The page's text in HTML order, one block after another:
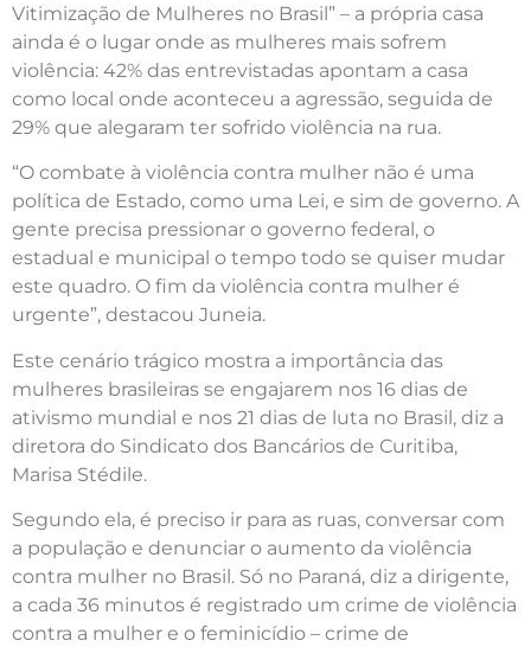
Vitimização de Mulheres no Brasil” – a própria casa
ainda é o lugar onde as mulheres mais sofrem
violência: 42% das entrevistadas apontam a casa
como local onde aconteceu a agressão, seguida de
29% que alegaram ter sofrido violência na rua.
“O combate à violência contra mulher não é uma
política de Estado, como uma Lei, e sim de governo. A
gente precisa pressionar o governo federal, o
estadual e municipal o tempo todo se quiser mudar
este quadro. O fim da violência contra mulher é
urgente”, destacou Juneia.
Este cenário trágico mostra a importância das
mulheres brasileiras se engajarem nos 16 dias de
ativismo mundial e nos 21 dias de luta no Brasil, diz a
diretora do Sindicato dos Bancários de Curitiba,
Marisa Stédile.
Segundo ela, é preciso ir para as ruas, conversar com
a população e denunciar o aumento da violência
contra mulher no Brasil. Só no Paraná, diz a dirigente,
a cada 36 minutos é registrado um crime de violência
contra a mulher e o feminicídio – crime de